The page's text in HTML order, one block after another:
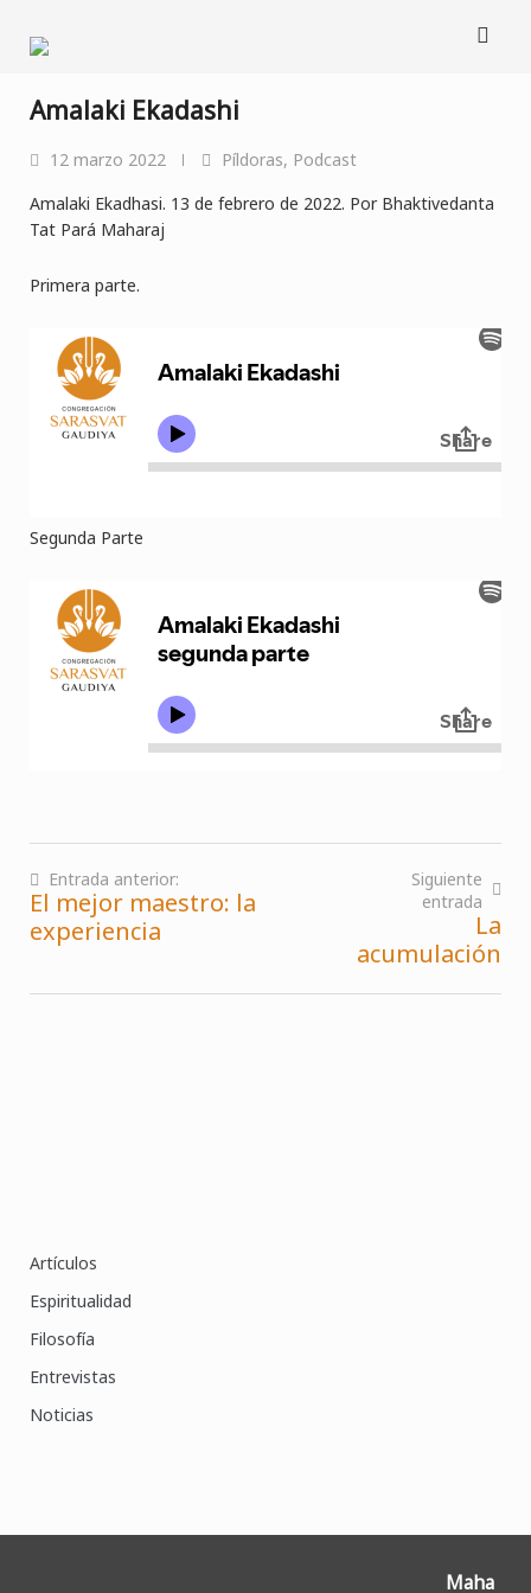
contenido
Amalaki Ekadashi
12 marzo 2022 Píldoras, Podcast
Amalaki Ekadhasi. 13 de febrero de 2022. Por Bhaktivedanta
Tat Pará Maharaj
Primera parte.
Segunda Parte
Navegación
de
Entrada anterior:
El mejor maestro: la
experiencia
Siguiente
entrada
La
acumulación
Artículos
Espiritualidad
Filosofía
Entrevistas
Noticias
Maha